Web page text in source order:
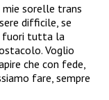
sorelle trans
difficile, se
fuori tutta la
Voglio
che con fede,
fare, sempre